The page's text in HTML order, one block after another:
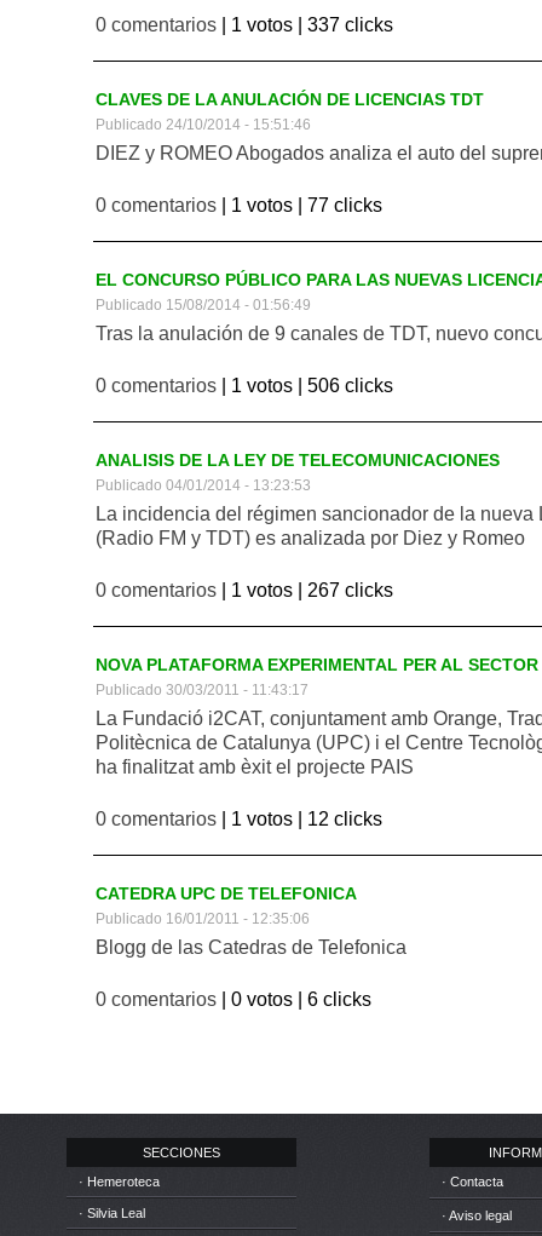
0 comentarios | 1 votos | 337 clicks
CLAVES DE LA ANULACIÓN DE LICENCIAS TDT
Publicado 24/10/2014 - 15:51:46
DIEZ y ROMEO Abogados analiza el auto del
0 comentarios | 1 votos | 77 clicks
EL CONCURSO PÚBLICO PARA LAS NUEVAS
Publicado 15/08/2014 - 01:56:49
Tras la anulación de 9 canales de TDT, nuevo
0 comentarios | 1 votos | 506 clicks
ANALISIS DE LA LEY DE TELECOMUNICACIONES
Publicado 04/01/2014 - 13:23:53
La incidencia del régimen sancionador de la
(Radio FM y TDT) es analizada por Diez y Romeo
0 comentarios | 1 votos | 267 clicks
NOVA PLATAFORMA EXPERIMENTAL PER AL
Publicado 30/03/2011 - 11:43:17
La Fundació i2CAT, conjuntament amb Orange,
Politècnica de Catalunya (UPC) i el Centre
ha finalitzat amb èxit el projecte PAIS
0 comentarios | 1 votos | 12 clicks
CATEDRA UPC DE TELEFONICA
Publicado 16/01/2011 - 12:35:06
Blogg de las Catedras de Telefonica
0 comentarios | 0 votos | 6 clicks
SECCIONES
· Hemeroteca
· Silvia Leal
· Contacta
· Aviso legal